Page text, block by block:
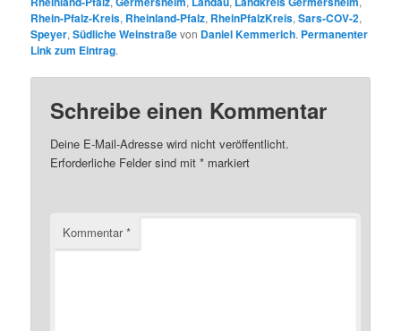
Rhein-Pfalz-Kreis, Rheinland-Pfalz, RheinPfalzKreis,Sars-COV-2,
Speyer,Südliche Weinstraßevon Daniel Kemmerich. Permanenter
Link zum Eintrag.
Schreibe einen Kommentar
Deine E-Mail-Adresse wird nicht veröffentlicht.
Erforderliche Felder sind mit* markiert
Kommentar*